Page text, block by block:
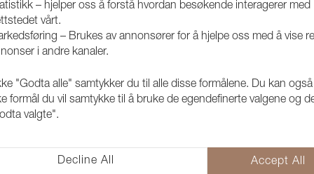
tekstiler
Margrethe
1020604
Margrethe er et behagelig
Margrethe er vevd av
– hjelper oss å forstå hvordan besøkende interagerer med
vårt.
– Brukes av annonsører for å hjelpe oss med å vise
i andre kanaler.
"Godta alle" samtykker du til alle disse formålene. Du kan også
formål du vil samtykke til å bruke de egendefinerte valgene og
valgte".
Decline All Accept All